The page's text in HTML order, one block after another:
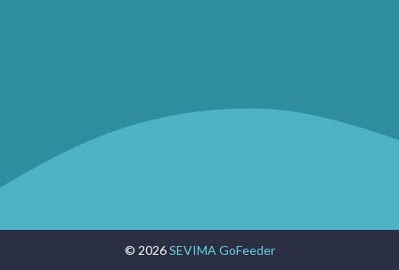
© 2026SEVIMA GoFeeder